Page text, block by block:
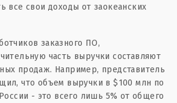
все свои доходы от заокеанских
заказного ПО,
часть выручки составляют
продаж. Например, представитель
что объем выручки в $100 млн по
- это всего лишь 5% от общего